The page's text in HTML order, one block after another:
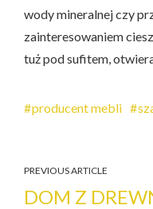
wody mineralnej czy
zainteresowaniem
tuż pod sufitem,
producent mebli
PREVIOUS ARTICLE
DOM Z